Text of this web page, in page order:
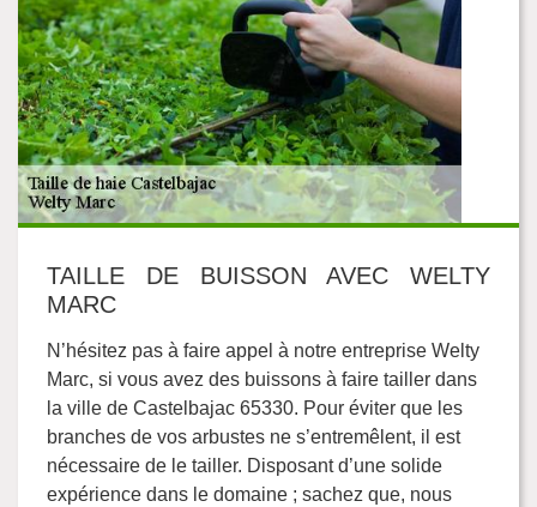
TAILLE DE BUISSON AVEC WELTY
MARC
N’hésitez pas à faire appel à notre entreprise Welty
Marc, si vous avez des buissons à faire tailler dans
la ville de Castelbajac 65330. Pour éviter que les
branches de vos arbustes ne s’entremêlent, il est
nécessaire de le tailler. Disposant d’une solide
expérience dans le domaine ; sachez que, nous